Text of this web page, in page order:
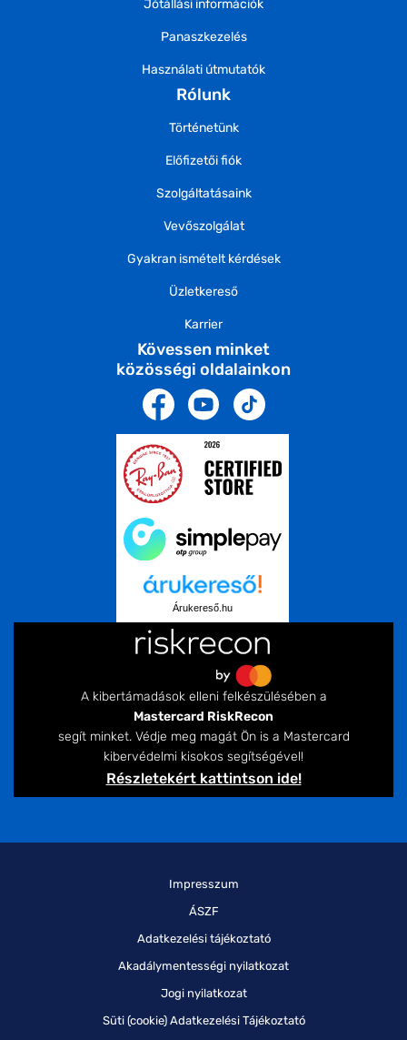
Jótállási információk
Panaszkezelés
Használati útmutatók
Rólunk
Történetünk
Előfizetői fiók
Szolgáltatásaink
Vevőszolgálat
Gyakran ismételt kérdések
Üzletkereső
Karrier
Kövessen minket
közösségi oldalainkon
Árukereső.hu
A kibertámadások elleni felkészülésében a
Mastercard RiskRecon
segít minket. Védje meg magát Ön is a Mastercard
kibervédelmi kisokos segítségével!
Részletekért kattintson ide!
Impresszum
ÁSZF
Adatkezelési tájékoztató
Akadálymentességi nyilatkozat
Jogi nyilatkozat
Süti (cookie) Adatkezelési Tájékoztató